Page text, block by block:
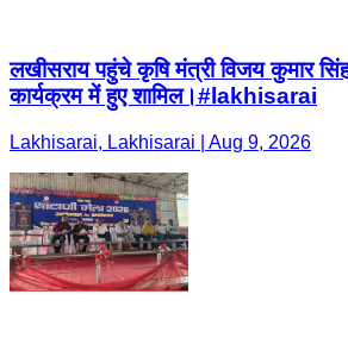
लखीसराय पहुंचे कृषि मंत्री विजय कुमार
कार्यक्रम में हुए शामिल।#lakhisarai
Lakhisarai, Lakhisarai | Aug 9, 2026